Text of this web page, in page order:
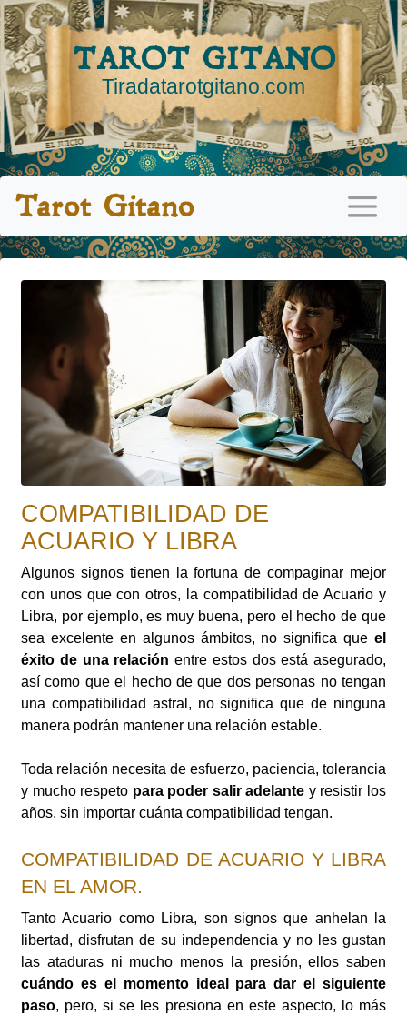
TAROT GITANO
Tiradatarotgitano.com
Tarot Gitano
COMPATIBILIDAD DE
ACUARIO Y LIBRA
Algunos signos tienen la fortuna de compaginar mejor
con unos que con otros, la compatibilidad de Acuario y
Libra, por ejemplo, es muy buena, pero el hecho de que
sea excelente en algunos ámbitos, no significa que el
éxito de una relación entre estos dos está asegurado,
así como que el hecho de que dos personas no tengan
una compatibilidad astral, no significa que de ninguna
manera podrán mantener una relación estable.
Toda relación necesita de esfuerzo, paciencia, tolerancia
y mucho respeto para poder salir adelante y resistir los
años, sin importar cuánta compatibilidad tengan.
COMPATIBILIDAD DE ACUARIO Y LIBRA
EN EL AMOR.
Tanto Acuario como Libra, son signos que anhelan la
libertad, disfrutan de su independencia y no les gustan
las ataduras ni mucho menos la presión, ellos saben
cuándo es el momento ideal para dar el siguiente
paso, pero, si se les presiona en este aspecto, lo más